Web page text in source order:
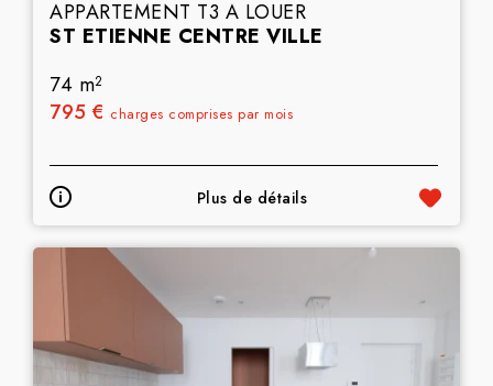
APPARTEMENT T3 A LOUER
ST ETIENNE CENTRE VILLE
74 m2
795 € charges comprises par mois
Plus de détails